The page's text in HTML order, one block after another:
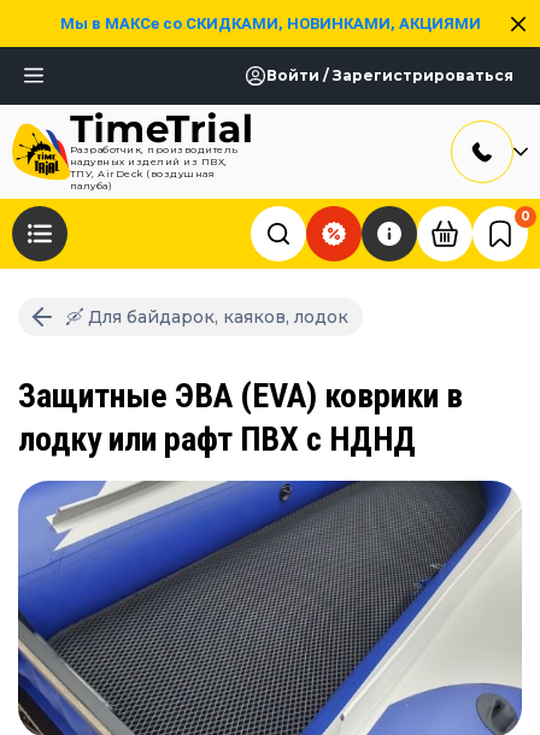
Мы в МАКСе со СКИДКАМИ, НОВИНКАМИ, АКЦИЯМИ
Войти / Зарегистрироваться
Разработчик, производитель
надувных изделий из ПВХ,
ТПУ, AirDeck (воздушная
палуба)
0
🛶 Для байдарок, каяков, лодок
Защитные ЭВА (EVA) коврики в
лодку или рафт ПВХ с НДНД